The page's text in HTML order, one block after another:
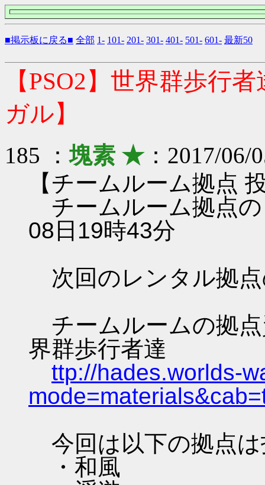
■掲示板に戻る■ 全部 1- 101- 201- 301- 401- 501- 601- 最新50
【PSO2】世界群歩行
ガル】
185 ：塊素 ★：2017/06/
【チームルーム拠点
チームルーム拠点
08日19時43分
次回のレンタル拠
チームルームの拠
界群歩行者達
ttp://hades.worlds-
今回は以下の拠点
・和風